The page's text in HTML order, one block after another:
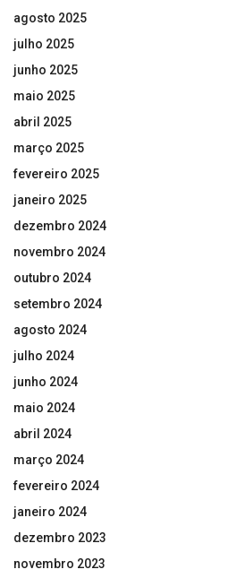
agosto 2025
julho 2025
junho 2025
maio 2025
abril 2025
março 2025
fevereiro 2025
janeiro 2025
dezembro 2024
novembro 2024
outubro 2024
setembro 2024
agosto 2024
julho 2024
junho 2024
maio 2024
abril 2024
março 2024
fevereiro 2024
janeiro 2024
dezembro 2023
novembro 2023